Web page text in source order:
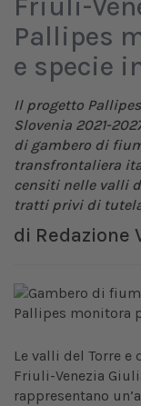
Friuli-
Pallipes
e specie
Il progetto
Slovenia 2021-
di gambero di
transfrontaliera
censiti nelle valli
tratti privi di
di Redazione
Le valli del Torre e
Friuli-Venezia
rappresentano